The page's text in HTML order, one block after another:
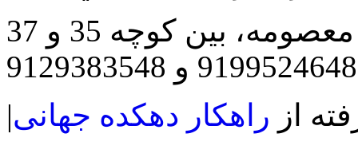
بین کوچه 35 و 37
از راهکار دهکده جهانی